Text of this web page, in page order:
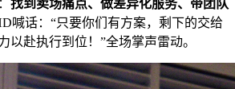
找到卖场痛点、做差异化服务、带团队
喊话：“只要你们有方案，剩下的交给
以赴执行到位！”全场掌声雷动。